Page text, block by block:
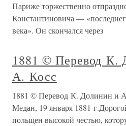
Париже торжественно
Константиновича —
века». Он скончался через
1881 © Перевод К.
А. Косс
1881 © Перевод К. Долинин
Медан, 19 января 1881
польщен высокой честью,